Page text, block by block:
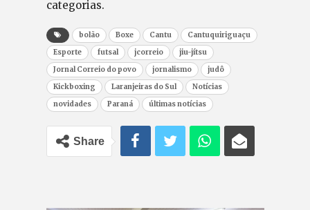
categorias.
bolão Boxe Cantu
Cantuquiriguaçu
Esporte
futsal jcorreio
jiu-jítsu
Jornal Correio do povo
jornalismo
judô
Kickboxing
Laranjeiras do Sul
Notícias
novidades
Paraná últimas notícias
Share